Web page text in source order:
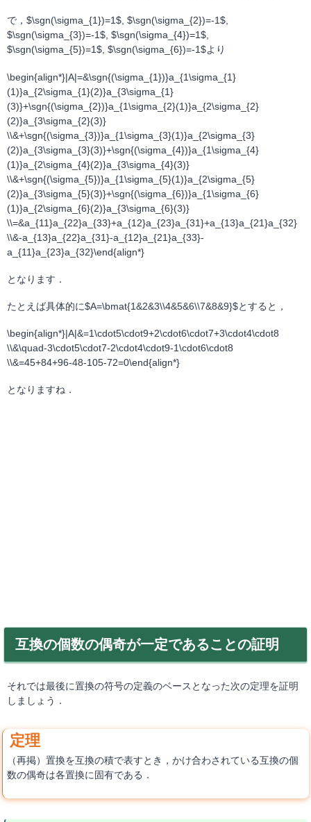
で，$\sgn(\sigma_{1})=1$, $\sgn(\sigma_{2})=-1$,
$\sgn(\sigma_{3})=-1$, $\sgn(\sigma_{4})=1$,
$\sgn(\sigma_{5})=1$, $\sgn(\sigma_{6})=-1$より
\begin{align*}|A|=&\sgn{(\sigma_{1})}a_{1\sigma_{1}
(1)}a_{2\sigma_{1}(2)}a_{3\sigma_{1}
(3)}+\sgn{(\sigma_{2})}a_{1\sigma_{2}(1)}a_{2\sigma_{2}
(2)}a_{3\sigma_{2}(3)}
\\&+\sgn{(\sigma_{3})}a_{1\sigma_{3}(1)}a_{2\sigma_{3}
(2)}a_{3\sigma_{3}(3)}+\sgn{(\sigma_{4})}a_{1\sigma_{4}
(1)}a_{2\sigma_{4}(2)}a_{3\sigma_{4}(3)}
\\&+\sgn{(\sigma_{5})}a_{1\sigma_{5}(1)}a_{2\sigma_{5}
(2)}a_{3\sigma_{5}(3)}+\sgn{(\sigma_{6})}a_{1\sigma_{6}
(1)}a_{2\sigma_{6}(2)}a_{3\sigma_{6}(3)}
\\=&a_{11}a_{22}a_{33}+a_{12}a_{23}a_{31}+a_{13}a_{21}a_{32}
\\&-a_{13}a_{22}a_{31}-a_{12}a_{21}a_{33}-
a_{11}a_{23}a_{32}\end{align*}
となります．
たとえば具体的に$A=\bmat{1&2&3\\4&5&6\\7&8&9}$とすると，
\begin{align*}|A|&=1\cdot5\cdot9+2\cdot6\cdot7+3\cdot4\cdot8
\\&\quad-3\cdot5\cdot7-2\cdot4\cdot9-1\cdot6\cdot8
\\&=45+84+96-48-105-72=0\end{align*}
となりますね．
互換の個数の偶奇が一定であることの証明
それでは最後に置換の符号の定義のベースとなった次の定理を証明
しましょう．
（再掲）置換を互換の積で表すとき，かけ合わされている互換の個
数の偶奇は各置換に固有である．